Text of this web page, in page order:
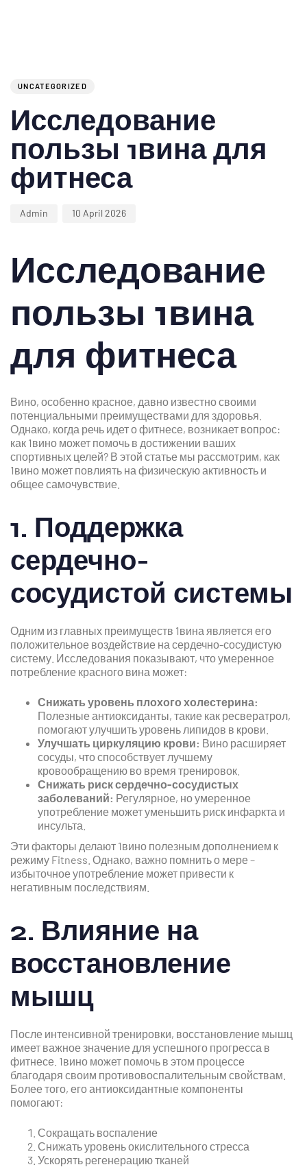
UNCATEGORIZED
Исследование
пользы 1вина для
фитнеса
Admin 10 April 2026
Исследование
пользы 1вина
для фитнеса
Вино, особенно красное, давно известно своими
потенциальными преимуществами для здоровья.
Однако, когда речь идет о фитнесе, возникает вопрос:
как 1вино может помочь в достижении ваших
спортивных целей? В этой статье мы рассмотрим, как
1вино может повлиять на физическую активность и
общее самочувствие.
1. Поддержка
сердечно-
сосудистой системы
Одним из главных преимуществ 1вина является его
положительное воздействие на сердечно-сосудистую
систему. Исследования показывают, что умеренное
потребление красного вина может:
Снижать уровень плохого холестерина:
Полезные антиоксиданты, такие как ресвератрол,
помогают улучшить уровень липидов в крови.
Улучшать циркуляцию крови: Вино расширяет
сосуды, что способствует лучшему
кровообращению во время тренировок.
Снижать риск сердечно-сосудистых
заболеваний: Регулярное, но умеренное
употребление может уменьшить риск инфаркта и
инсульта.
Эти факторы делают 1вино полезным дополнением к
режиму Fitness. Однако, важно помнить о мере –
избыточное употребление может привести к
негативным последствиям.
2. Влияние на
восстановление
мышц
После интенсивной тренировки, восстановление мышц
имеет важное значение для успешного прогресса в
фитнесе. 1вино может помочь в этом процессе
благодаря своим противовоспалительным свойствам.
Более того, его антиоксидантные компоненты
помогают:
Сокращать воспаление
Снижать уровень окислительного стресса
Ускорять регенерацию тканей